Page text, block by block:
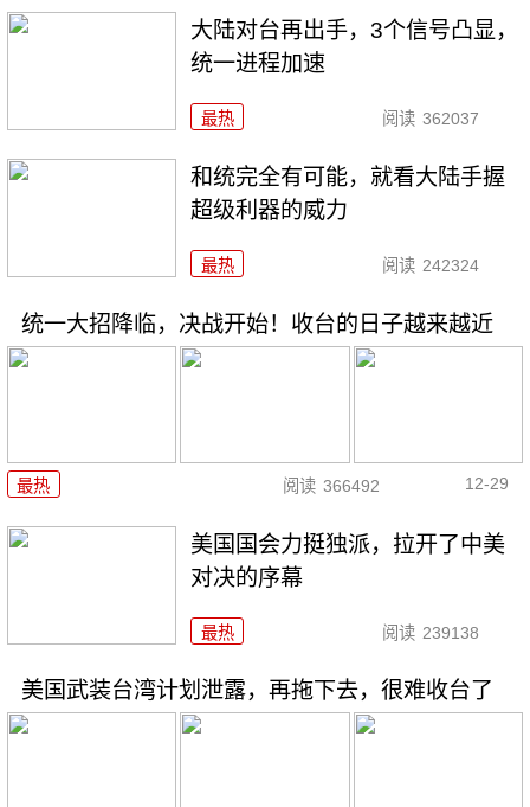
大陆对台再出手，3个信号凸显，
统一进程加速
最热 阅读 362037
和统完全有可能，就看大陆手握
超级利器的威力
最热 阅读 242324
统一大招降临，决战开始！收台的日子越来越近
最热 阅读 366492 12-29
美国国会力挺独派，拉开了中美
对决的序幕
最热 阅读 239138
美国武装台湾计划泄露，再拖下去，很难收台了